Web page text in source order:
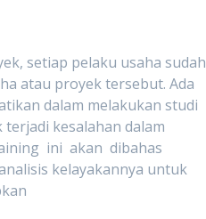
setiap pelaku usaha sudah
atau proyek tersebut. Ada
dalam melakukan studi
kesalahan dalam
ini akan dibahas
kelayakannya untuk